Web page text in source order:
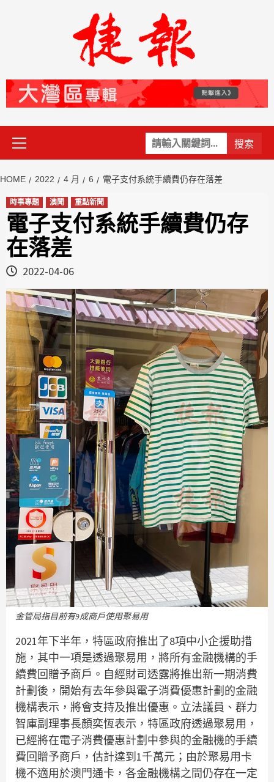
關
鍵
Primary
Menu
HOME 2022 4 月 6 電子支付系統手續費仍存在落差
時事專題 澳聞 重點新聞
電子支付系統手續費仍存
在落差
2022-04-06
金管局指目前有9成商戶使用聚易用
2021年下半年，特區政府推出了8項中小企援助措
施，其中一項是透過聚易用，將所有金融機構的手
續費回贈予商戶。自經財司透露將推出新一期消費
計劃後，開始有去年參與電子消費優惠計劃的金融
機構表示，將會支持及推出優惠。立法議員、群力
智庫副理事長顏奕恆表示，特區政府透過聚易用，
已經將在電子消費優惠計劃中參與的金融機的手續
費回贈予商戶，估計達到1千萬元；由於聚易用卡
機不適用於澳門通卡，各金融機構之間仍存在一定